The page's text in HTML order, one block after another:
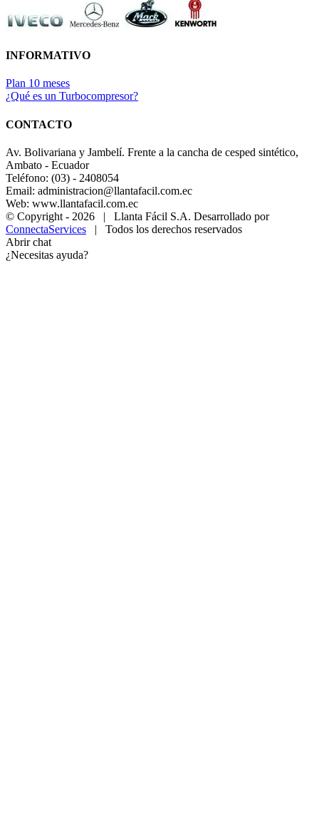
INFORMATIVO
Plan 10 meses
¿Qué es un Turbocompresor?
CONTACTO
Av. Bolivariana y Jambelí. Frente a la cancha de cesped sintético,
Ambato - Ecuador
Teléfono: (03) - 2408054
Email: administracion@llantafacil.com.ec
Web: www.llantafacil.com.ec
© Copyright - 2026 | Llanta Fácil S.A. Desarrollado por
ConnectaServices | Todos los derechos reservados
Abrir chat
¿Necesitas ayuda?